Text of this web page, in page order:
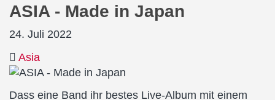
ASIA - Made in Japan
24. Juli 2022
Asia
Dass eine Band ihr bestes Live-Album mit einem